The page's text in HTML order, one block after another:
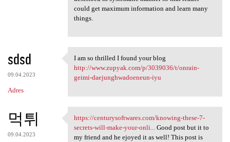
could get maximum information and learn many
things.
sdsd
09.04.2023
Adres
I am so thrilled I found your
I am so thrilled I found your blog
http://www.zupyak.com/p/3039036/t/onrain-
geimi-daejunghwadoeneun-iyu
먹튀
09.04.2023
https://centurysoftwares.com
https://centurysoftwares.com/knowing-these-7-
secrets-will-make-your-onli...
Good post but it to
my friend and he ejoyed it as well! This post is